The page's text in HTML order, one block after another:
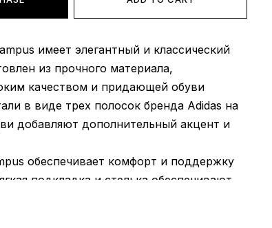
имеет элегантный и классический
из прочного материала,
качеством и придающей обуви
в виде трех полосок бренда Adidas на
добавляют дополнительный акцент и
обеспечивает комфорт и поддержку
подкладка и стелька обеспечивают